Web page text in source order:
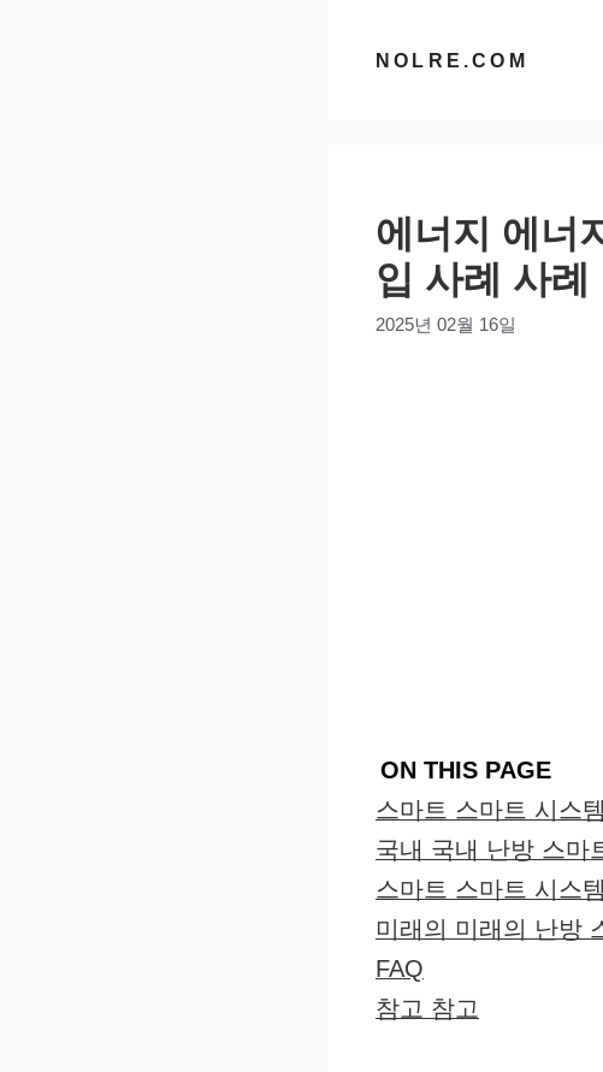
NOLRE.COM
에너지 에너
입 사례 사례
2025년 02월 16일
ON THIS PAGE
스마트 스마트 시스
국내 국내 난방 스마
스마트 스마트 시스
미래의 미래의 난방
FAQ
참고 참고